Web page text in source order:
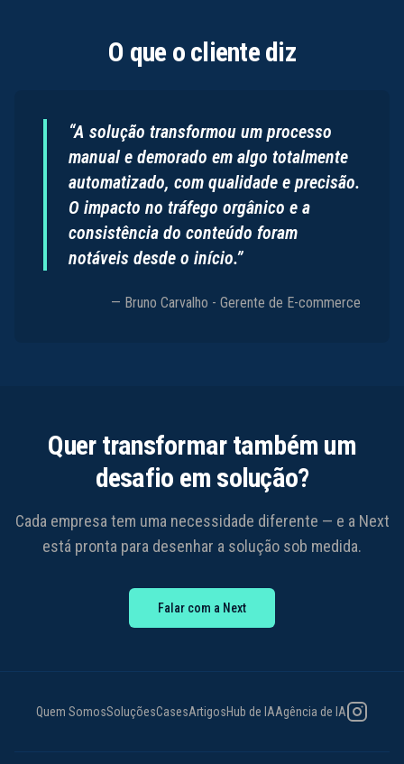
O que o cliente diz
“A solução transformou um processo
manual e demorado em algo totalmente
automatizado, com qualidade e precisão.
O impacto no tráfego orgânico e a
consistência do conteúdo foram
notáveis desde o início.”
— Bruno Carvalho - Gerente de E-commerce
Quer transformar também um
desafio em solução?
Cada empresa tem uma necessidade diferente — e a Next
está pronta para desenhar a solução sob medida.
Falar com a Next
Quem SomosSoluçõesCasesArtigosHub de IAAgência de IAInstagram